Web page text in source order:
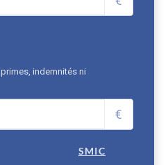
indemnités ni
€
SMIC